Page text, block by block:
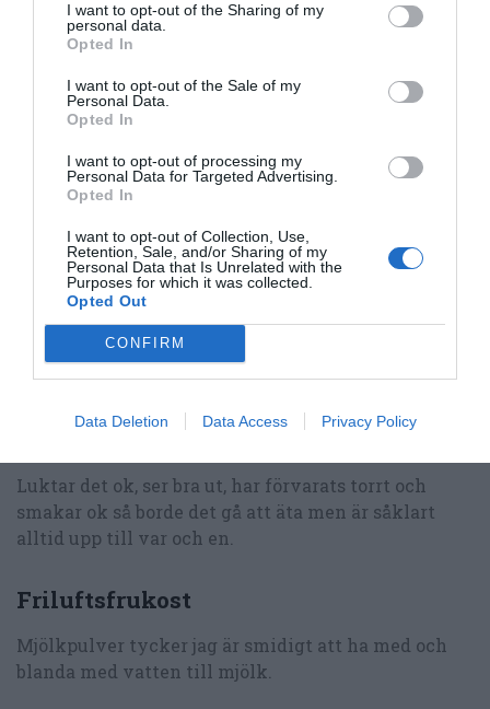
I want to opt-out of the Sharing of my
personal data.
Opted In
I want to opt-out of the Sale of my
Personal Data.
Opted In
I want to opt-out of processing my
Personal Data for Targeted Advertising.
Opted In
I want to opt-out of Collection, Use,
Retention, Sale, and/or Sharing of my
Personal Data that Is Unrelated with the
Purposes for which it was collected.
Opted Out
CONFIRM
Data Deletion Data Access Privacy Policy
hållbarhet. Under längre tid kan dessa förvaras i
tygpåsar eller lufttäta burkar torrt och svalt.
Mitt råd är att torka och ta med ut inom kort samt
äta upp det på vandringen. Till vandringen packar
du maten i lufttäta påsar och/eller burkar.
Hållbarheten beror på vad du torkar - torkad frukt
med mera som blir riktigt torrt och med lite fett
kan ju hålla mycket länge. Torkat bacon och saker
som innehåller mer fett håller inte så länge - räkna
1-2 veckor.
Hemtorkat blir såklart inte lika hållbart som
torkat och kontrollerat sin produkt.
Luktar det ok, ser bra ut, har förvarats torrt och
smakar ok så borde det gå att äta men är såklart
alltid upp till var och en.
Friluftsfrukost
Mjölkpulver tycker jag är smidigt att ha med och
blanda med vatten till mjölk.